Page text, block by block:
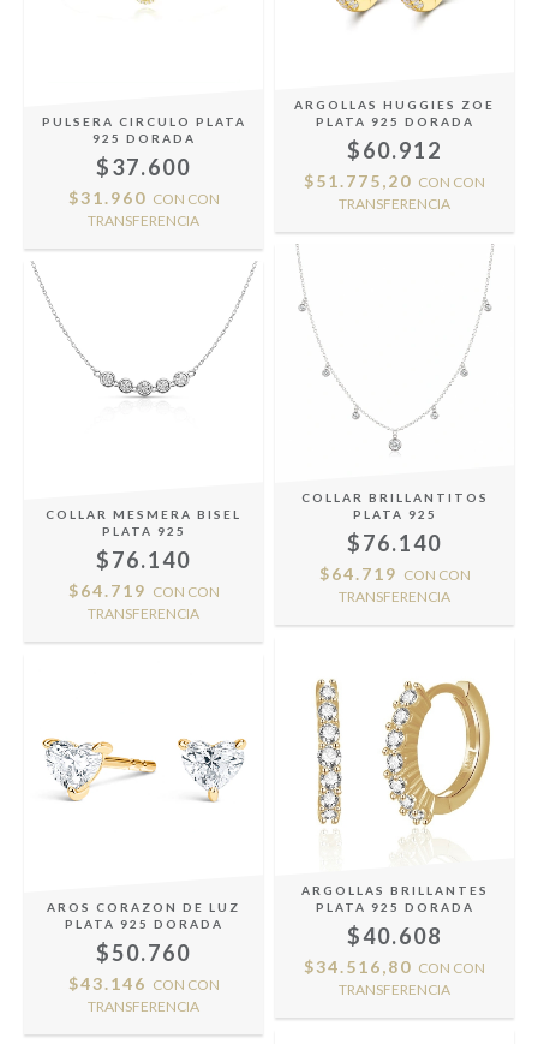
PULSERA CIRCULO PLATA
925 DORADA
$37.600
$31.960 CON CON
TRANSFERENCIA
ARGOLLAS HUGGIES ZOE
PLATA 925 DORADA
$60.912
$51.775,20 CON CON
TRANSFERENCIA
COLLAR MESMERA BISEL
PLATA 925
$76.140
$64.719 CON CON
TRANSFERENCIA
COLLAR BRILLANTITOS
PLATA 925
$76.140
$64.719 CON CON
TRANSFERENCIA
AROS CORAZON DE LUZ
PLATA 925 DORADA
$50.760
$43.146 CON CON
TRANSFERENCIA
ARGOLLAS BRILLANTES
PLATA 925 DORADA
$40.608
$34.516,80 CON CON
TRANSFERENCIA